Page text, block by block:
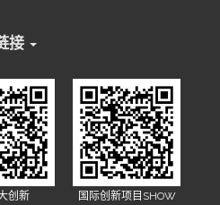
接
创新 国际创新项目SHOW